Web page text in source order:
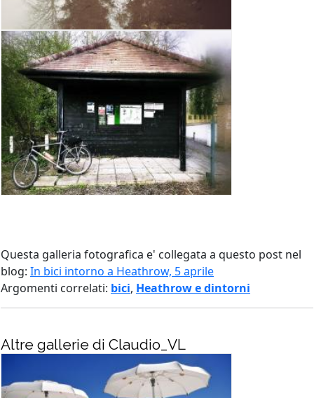
Questa galleria fotografica e' collegata a questo post nel
blog: In bici intorno a Heathrow, 5 aprile
Argomenti correlati: bici, Heathrow e dintorni
Altre gallerie di Claudio_VL